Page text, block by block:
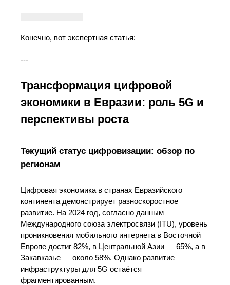
Конечно, вот экспертная статья:
---
Трансформация цифровой
экономики в Евразии: роль 5G и
перспективы роста
Текущий статус цифровизации: обзор по
регионам
Цифровая экономика в странах Евразийского
континента демонстрирует разноскоростное
развитие. На 2024 год, согласно данным
Международного союза электросвязи (ITU), уровень
проникновения мобильного интернета в Восточной
Европе достиг 82%, в Центральной Азии — 65%, а в
Закавказье — около 58%. Однако развитие
инфраструктуры для 5G остаётся
фрагментированным.